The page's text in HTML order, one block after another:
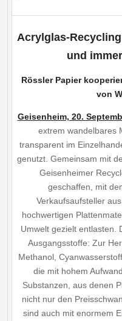
Acrylglas-
und
Rössler Papier
von
Geisenheim, 20.
extrem wandelbares
transparent im
genutzt. Gemeinsam mit
Geisenheimer
geschaffen, mit
Verkaufsaufsteller
hochwertigen
Umwelt gezielt entlasten.
Ausgangsstoffe: Zur
Methanol,
die mit hohem
Substanzen, aus denen
nicht nur den
sind auch mit enormem